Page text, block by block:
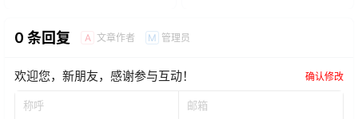
0 条回复 A 文章作者 M 管理员
欢迎您，新朋友，感谢参与互动！ 确认修改